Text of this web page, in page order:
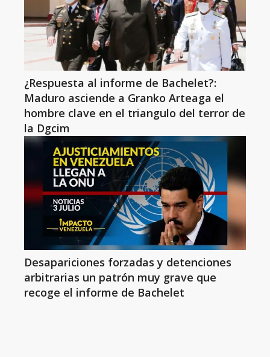
¿Respuesta al informe de Bachelet?:
Maduro asciende a Granko Arteaga el
hombre clave en el triangulo del terror de
la Dgcim
Desapariciones forzadas y detenciones
arbitrarias un patrón muy grave que
recoge el informe de Bachelet